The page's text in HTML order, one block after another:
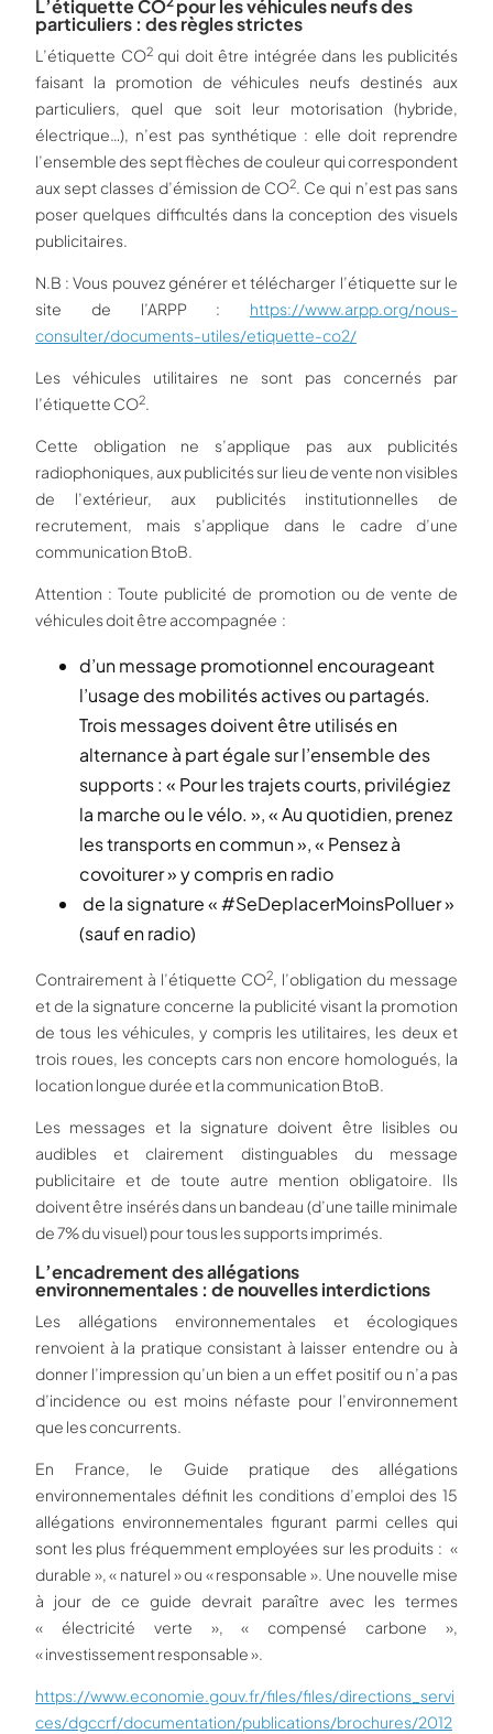
L’étiquette CO pour les véhicules neufs des
particuliers : des règles strictes
L’étiquette CO2qui doit être intégrée dans les publicités
faisant la promotion de véhicules neufs destinés aux
particuliers, quel que soit leur motorisation (hybride,
électrique…), n’est pas synthétique : elle doit reprendre
l’ensemble des sept flèches de couleur qui correspondent
aux sept classes d’émission de CO2. Ce qui n’est pas sans
poser quelques difficultés dans la conception des visuels
publicitaires.
N.B : Vous pouvez générer et télécharger l’étiquette sur le
site de l’ARPP : https://www.arpp.org/nous-
consulter/documents-utiles/etiquette-co2/
Les véhicules utilitaires ne sont pas concernés par
l’étiquette CO2.
Cette obligation ne s’applique pas aux publicités
radiophoniques, aux publicités sur lieu de vente non visibles
de l’extérieur, aux publicités institutionnelles de
recrutement, mais s’applique dans le cadre d’une
communication BtoB.
Attention : Toute publicité de promotion ou de vente de
véhicules doit être accompagnée :
d’un message promotionnel encourageant
l’usage des mobilités actives ou partagés.
Trois messages doivent être utilisés en
alternance à part égale sur l’ensemble des
supports : « Pour les trajets courts, privilégiez
la marche ou le vélo. », « Au quotidien, prenez
les transports en commun », « Pensez à
covoiturer » y compris en radio
de la signature « #SeDeplacerMoinsPolluer »
(sauf en radio)
Contrairement à l’étiquette CO2, l’obligation du message
et de la signature concerne la publicité visant la promotion
de tous les véhicules, y compris les utilitaires, les deux et
trois roues, les concepts cars non encore homologués, la
location longue durée et la communication BtoB.
Les messages et la signature doivent être lisibles ou
audibles et clairement distinguables du message
publicitaire et de toute autre mention obligatoire. Ils
doivent être insérés dans un bandeau (d’une taille minimale
de 7% du visuel) pour tous les supports imprimés.
L’encadrement des allégations
environnementales : de nouvelles interdictions
Les allégations environnementales et écologiques
renvoient à la pratique consistant à laisser entendre ou à
donner l’impression qu’un bien a un effet positif ou n’a pas
d’incidence ou est moins néfaste pour l’environnement
que les concurrents.
En France, le Guide pratique des allégations
environnementales définit les conditions d’emploi des 15
allégations environnementales figurant parmi celles qui
sont les plus fréquemment employées sur les produits : «
durable », « naturel » ou « responsable ». Une nouvelle mise
à jour de ce guide devrait paraître avec les termes
« électricité verte », « compensé carbone »,
« investissement responsable ».
https://www.economie.gouv.fr/files/files/directions_servi
ces/dgccrf/documentation/publications/brochures/2012